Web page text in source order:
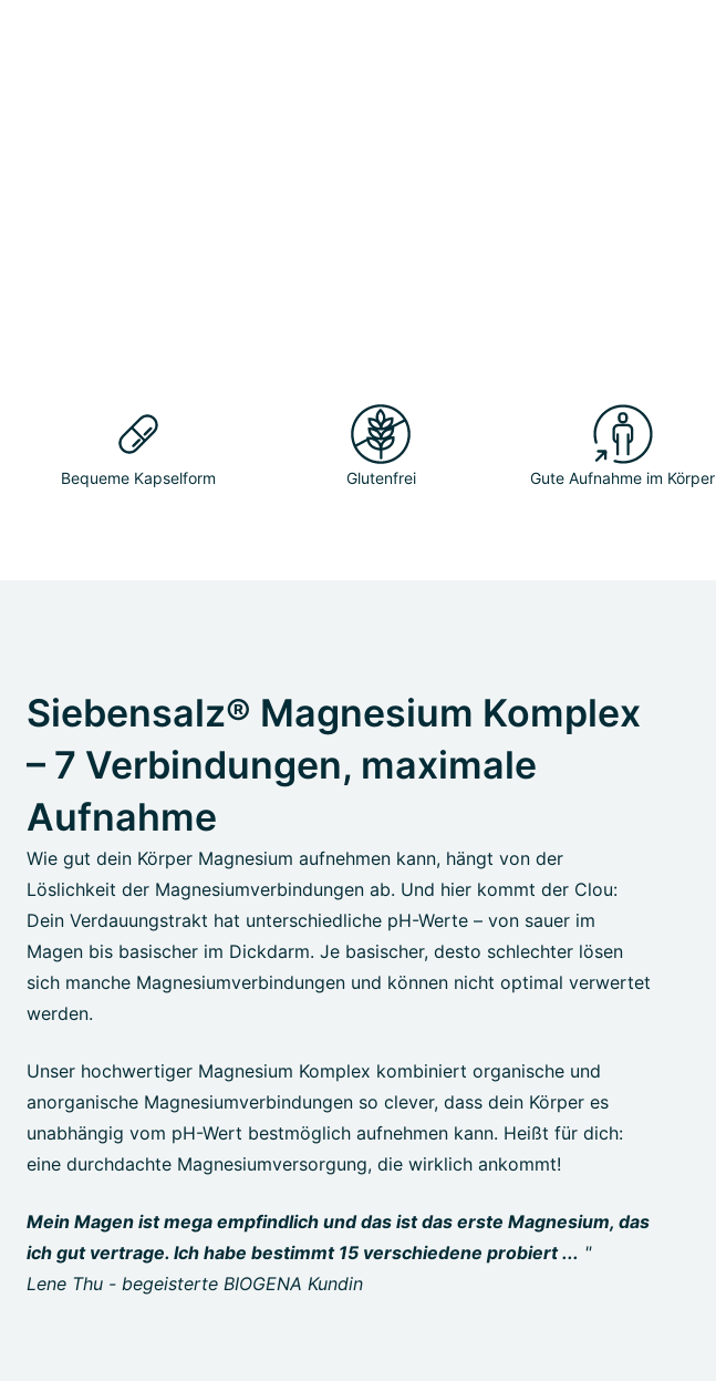
Bequeme Kapselform Glutenfrei Gute Aufnahme im Körper
Siebensalz® Magnesium Komplex
– 7 Verbindungen, maximale
Aufnahme
Wie gut dein Körper Magnesium aufnehmen kann, hängt von der
Löslichkeit der Magnesiumverbindungen ab. Und hier kommt der Clou:
Dein Verdauungstrakt hat unterschiedliche pH-Werte – von sauer im
Magen bis basischer im Dickdarm. Je basischer, desto schlechter lösen
sich manche Magnesiumverbindungen und können nicht optimal verwertet
werden.
Unser hochwertiger Magnesium Komplex kombiniert organische und
anorganische Magnesiumverbindungen so clever, dass dein Körper es
unabhängig vom pH-Wert bestmöglich aufnehmen kann. Heißt für dich:
eine durchdachte Magnesiumversorgung, die wirklich ankommt!
Mein Magen ist mega empfindlich und das ist das erste Magnesium, das
ich gut vertrage. Ich habe bestimmt 15 verschiedene probiert ... "
Lene Thu - begeisterte BIOGENA Kundin